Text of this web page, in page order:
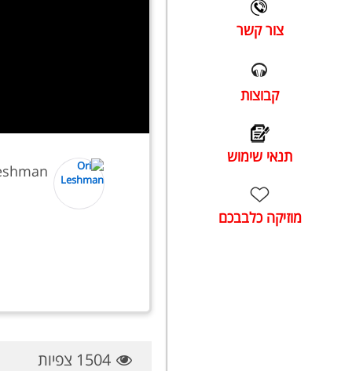
צור קשר
קבוצות
תנאי שימוש
מוזיקה כלבבכם
1504 צפיות